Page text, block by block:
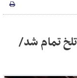
تلخ تمام شد/